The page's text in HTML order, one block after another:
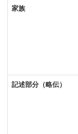
家族
記述部分（略伝）